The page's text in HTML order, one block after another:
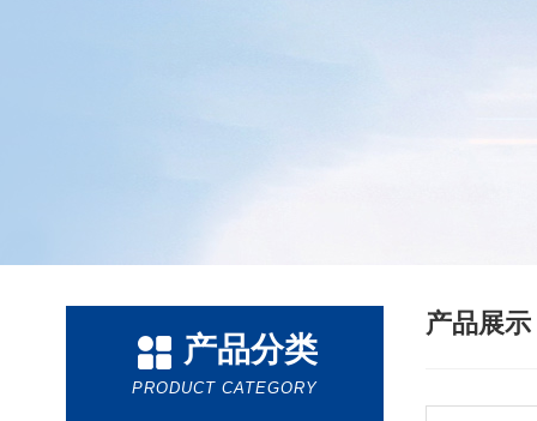
产品分类
PRODUCT CATEGORY
产品展示